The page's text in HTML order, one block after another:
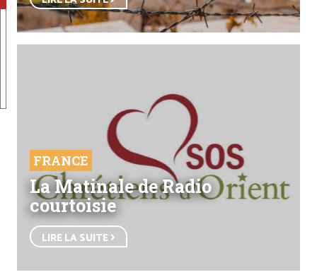
FRANCE
La Matinale de Radio
courtoisie
LIRE LA SUITE